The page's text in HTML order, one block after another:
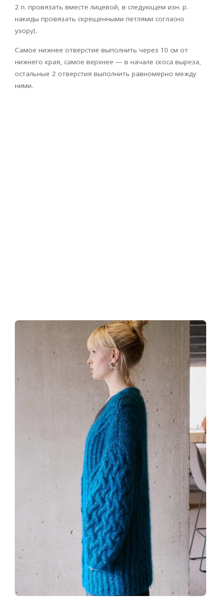
2 п. провязать вместе лицевой, в следующем изн. р.
накиды провязать скрещенными петлями согласно
узору).
Самое нижнее отверстие выполнить через 10 см от
нижнего края, самое верхнее — в начале скоса выреза,
остальные 2 отверстия выполнить равномерно между
ними.